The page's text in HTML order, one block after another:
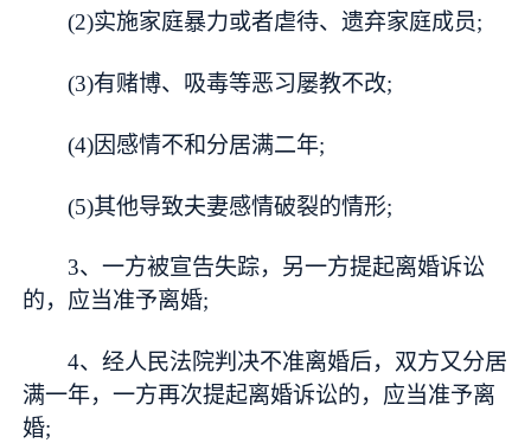
(2)实施家庭暴力或者虐待、遗弃家庭成员;
(3)有赌博、吸毒等恶习屡教不改;
(4)因感情不和分居满二年;
(5)其他导致夫妻感情破裂的情形;
3、一方被宣告失踪，另一方提起离婚诉讼
的，应当准予离婚;
4、经人民法院判决不准离婚后，双方又分居
满一年，一方再次提起离婚诉讼的，应当准予离
婚;